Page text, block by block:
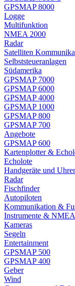
GPSMAP 8000
Logge
Multifunktion
NMEA 2000
Radar
Satelliten
Selbststeueranlagen
Südamerika
GPSMAP 7000
GPSMAP 6000
GPSMAP 4000
GPSMAP 1000
GPSMAP 800
GPSMAP 700
Angebote
GPSMAP 600
Kartenplotter &
Echolote
Handgeräte und
Radar
Fischfinder
Autopiloten
Kommunikation &
Instrumente &
Kameras
Segeln
Entertainment
GPSMAP 500
GPSMAP 400
Geber
Wind